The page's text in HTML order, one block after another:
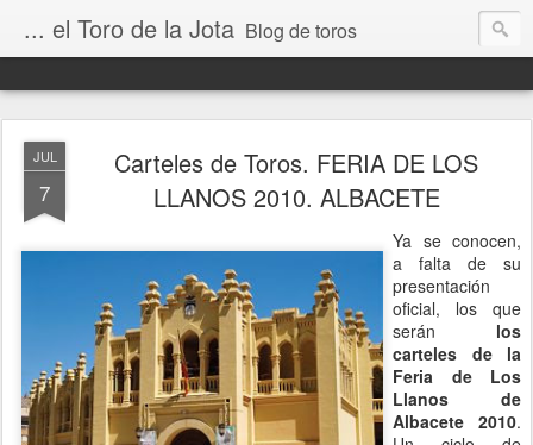
... el Toro de la Jota Blog de toros
JUL
7
Carteles de Toros. FERIA DE LOS
LLANOS 2010. ALBACETE
Ya se conocen,
a falta de su
presentación
oficial, los que
serán los
carteles de la
Feria de Los
Llanos de
Albacete 2010.